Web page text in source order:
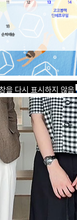
을 다시 표시하지 않음